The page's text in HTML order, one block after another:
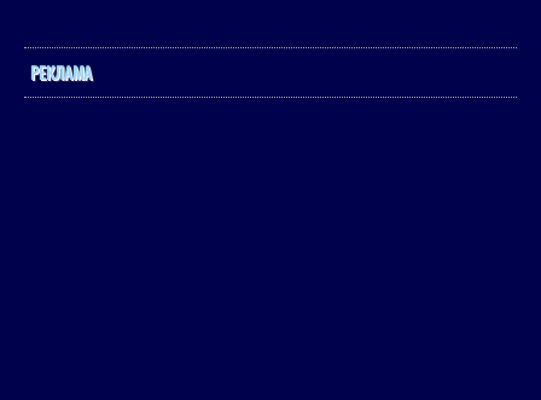
РЕКЛАМА